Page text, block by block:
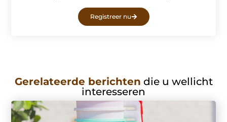
Registreer nu
Gerelateerde berichten die u wellicht
interesseren